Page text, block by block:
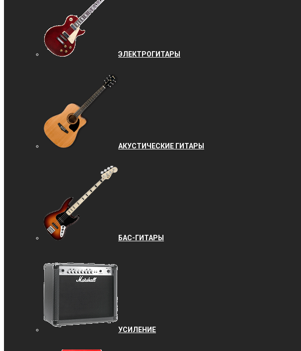
ЭЛЕКТРОГИТАРЫ
АКУСТИЧЕСКИЕ ГИТАРЫ
БАС-ГИТАРЫ
УCИЛЕНИЕ